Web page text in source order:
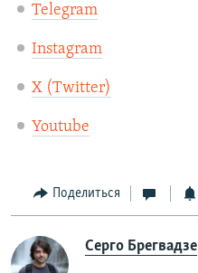
Telegram
Instagram
X (Twitter)
Youtube
Поделиться
Серго Брегвадзе